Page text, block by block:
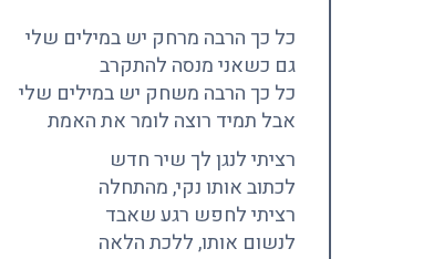
כל כך הרבה מרחק יש במילים שלי
גם כשאני מנסה להתקרב
כל כך הרבה משחק יש במילים שלי
אבל תמיד רוצה לומר את האמת
רציתי לנגן לך שיר חדש
לכתוב אותו נקי, מהתחלה
רציתי לחפש רגע שאבד
לנשום אותו, ללכת הלאה